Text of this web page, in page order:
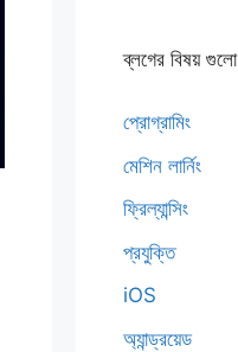
ব্লগের বিষয় গুলো
প্রোগ্রামিং
মেশিন লার্নিং
ফ্রিল্যান্সিং
প্রযুক্তি
iOS
অ্যান্ড্রয়েড